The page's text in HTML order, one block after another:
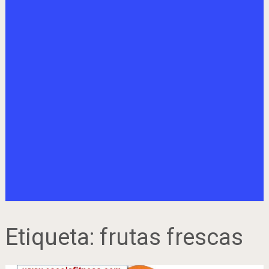
Etiqueta: frutas frescas